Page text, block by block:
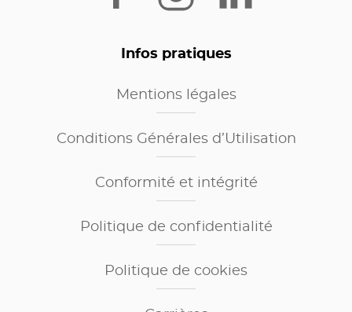
Infos pratiques
Mentions légales
Conditions Générales d’Utilisation
Conformité et intégrité
Politique de confidentialité
Politique de cookies